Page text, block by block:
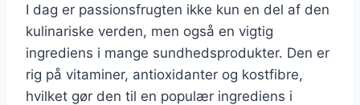
I dag er passionsfrugten ikke kun en del af den
kulinariske verden, men også en vigtig
ingrediens i mange sundhedsprodukter. Den er
rig på vitaminer, antioxidanter og kostfibre,
hvilket gør den til en populær ingrediens i